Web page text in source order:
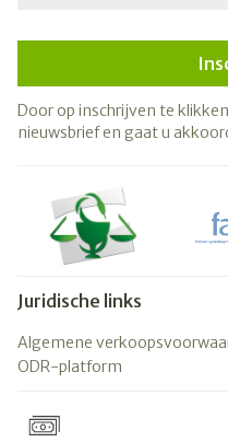
Door op inschrijven te
nieuwsbrief en gaat u
Juridische links
Algemene
ODR-platform